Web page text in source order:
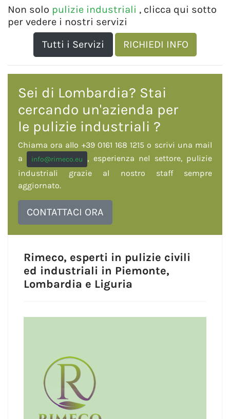
Non solo pulizie industriali , clicca qui sotto
per vedere i nostri servizi
Tutti i Servizi
RICHIEDI INFO
Sei di Lombardia? Stai
cercando un'azienda per
le pulizie industriali ?
Chiama ora allo +39 0161 168 1215 o scrivi una mail
a
info@rimeco.eu
, esperienza nel settore, pulizie
industriali grazie al nostro staff sempre
aggiornato.
CONTATTACI ORA
Rimeco, esperti in pulizie civili
ed industriali in Piemonte,
Lombardia e Liguria